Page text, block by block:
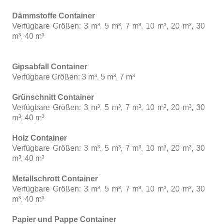
Dämmstoffe Container
Verfügbare Größen: 3 m³, 5 m³, 7 m³, 10 m³, 20 m³, 30
m³, 40 m³
Gipsabfall Container
Verfügbare Größen: 3 m³, 5 m³, 7 m³
Grünschnitt Container
Verfügbare Größen: 3 m³, 5 m³, 7 m³, 10 m³, 20 m³, 30
m³, 40 m³
Holz Container
Verfügbare Größen: 3 m³, 5 m³, 7 m³, 10 m³, 20 m³, 30
m³, 40 m³
Metallschrott Container
Verfügbare Größen: 3 m³, 5 m³, 7 m³, 10 m³, 20 m³, 30
m³, 40 m³
Papier und Pappe Container